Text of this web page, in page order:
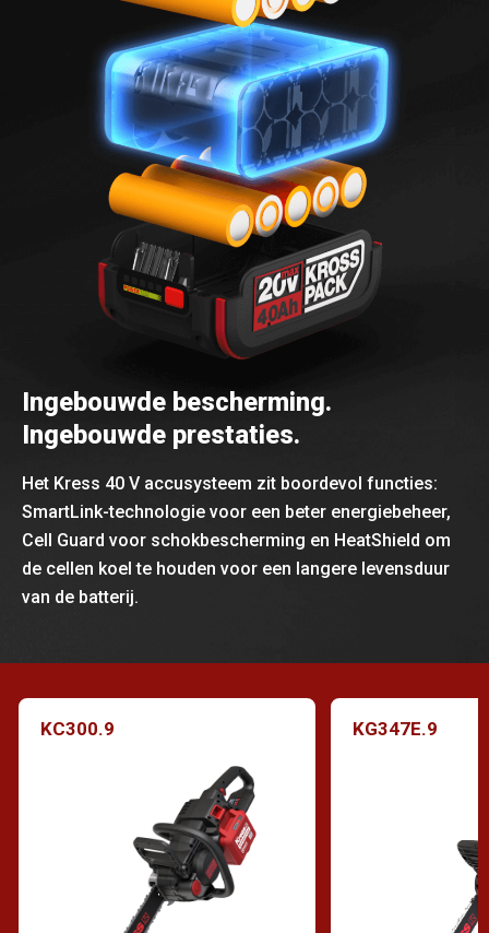
Ingebouwde bescherming.
Ingebouwde prestaties.
Het Kress 40 V accusysteem zit boordevol functies:
SmartLink-technologie voor een beter energiebeheer,
Cell Guard voor schokbescherming en HeatShield om
de cellen koel te houden voor een langere levensduur
van de batterij.
KC300.9 KG347E.9